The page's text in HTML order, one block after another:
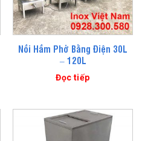
Nồi Hầm Phở Bằng Điện 30L
– 120L
Đọc tiếp